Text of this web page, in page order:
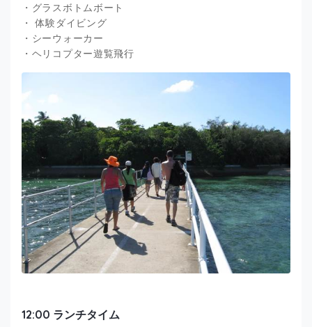
・グラスボトムボート
・ 体験ダイビング
・シーウォーカー
・ヘリコプター遊覧飛行
12:00 ランチタイム